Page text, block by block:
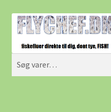
Spring
til
navigation
Spring
til
indhold
efter:
Søg